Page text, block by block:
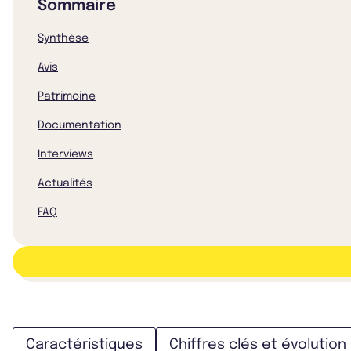
Sommaire
Synthèse
Avis
Patrimoine
Documentation
Interviews
Actualités
FAQ
Caractéristiques Chiffres clés et évolution